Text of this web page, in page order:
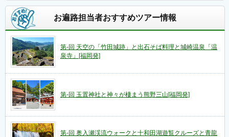
お遍路担当者おすすめツアー情報
第-回 天空の「竹田城跡」と出石そば料理と城崎温泉「温
泉寺」[福岡発]
第-回 玉置神社と神々が棲まう熊野三山[福岡発]
第-回 奥入瀬渓流ウォークと十和田湖遊覧クルーズと青龍